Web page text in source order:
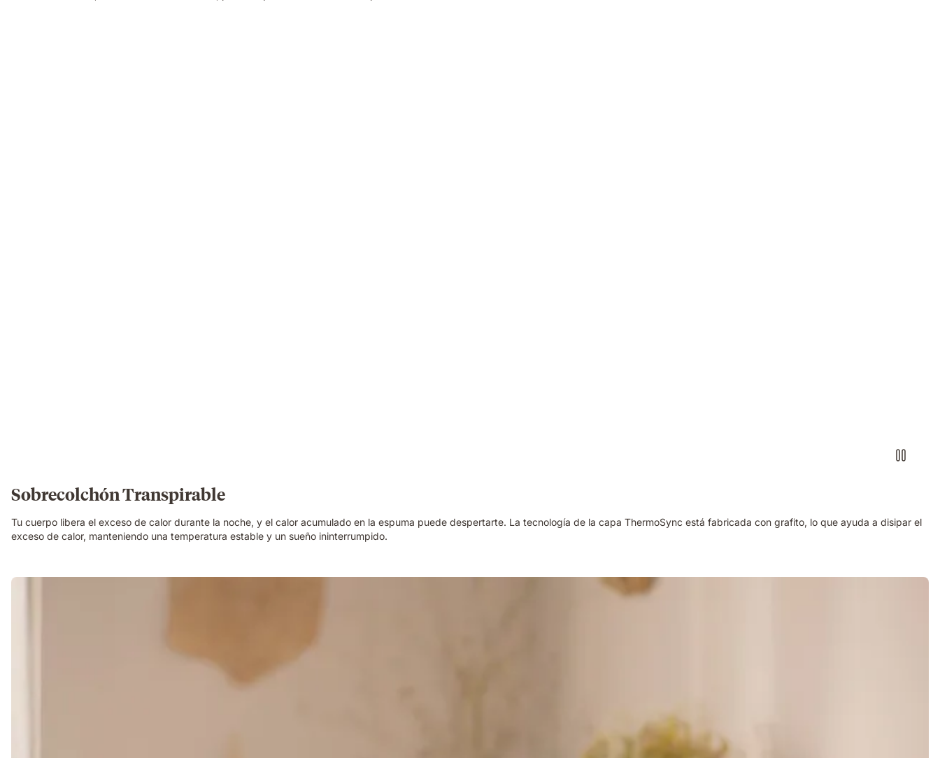
Sobrecolchón Transpirable
Tu cuerpo libera el exceso de calor durante la noche, y el calor acumulado en la espuma puede despertarte. La tecnología de la capa ThermoSync está fabricada con grafito, lo que ayuda a disipar el
exceso de calor, manteniendo una temperatura estable y un sueño ininterrumpido.